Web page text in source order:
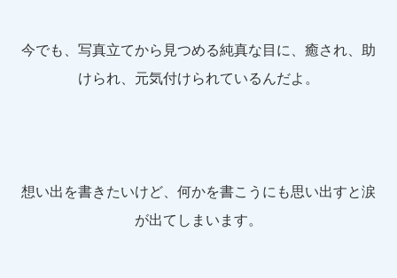
今でも、写真立てから見つめる純真な目に、癒され、助
けられ、元気付けられているんだよ。
想い出を書きたいけど、何かを書こうにも思い出すと涙
が出てしまいます。